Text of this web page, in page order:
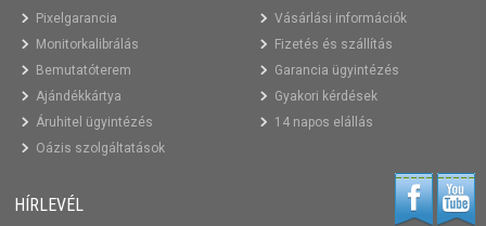
Pixelgarancia
Monitorkalibrálás
Bemutatóterem
Ajándékkártya
Áruhitel ügyintézés
Oázis szolgáltatások
Vásárlási információk
Fizetés és szállítás
Garancia ügyintézés
Gyakori kérdések
14 napos elállás
HÍRLEVÉL